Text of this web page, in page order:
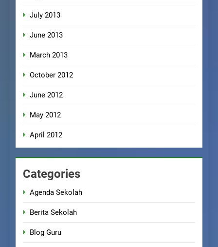
July 2013
June 2013
March 2013
October 2012
June 2012
May 2012
April 2012
Categories
Agenda Sekolah
Berita Sekolah
Blog Guru